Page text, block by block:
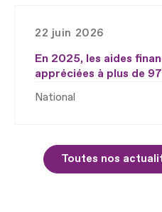
22 juin 2026
En 2025, les aides
appréciées à plus de
National
Toutes nos